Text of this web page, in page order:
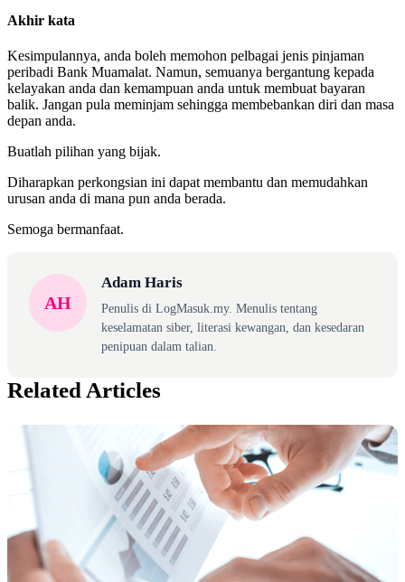
Akhir kata
Kesimpulannya, anda boleh memohon pelbagai jenis pinjaman
peribadi Bank Muamalat. Namun, semuanya bergantung kepada
kelayakan anda dan kemampuan anda untuk membuat bayaran
balik. Jangan pula meminjam sehingga membebankan diri dan masa
depan anda.
Buatlah pilihan yang bijak.
Diharapkan perkongsian ini dapat membantu dan memudahkan
urusan anda di mana pun anda berada.
Semoga bermanfaat.
AH
Adam Haris
Penulis di LogMasuk.my. Menulis tentang
keselamatan siber, literasi kewangan, dan kesedaran
penipuan dalam talian.
Related Articles